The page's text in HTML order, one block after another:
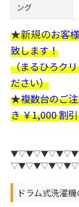
ング
★新規のお客
致します！
（まるひろク
ださい）
★複数台のご
き ￥1,000 割
▽▼▽▼▽▼▽▼▽
ドラム式洗濯